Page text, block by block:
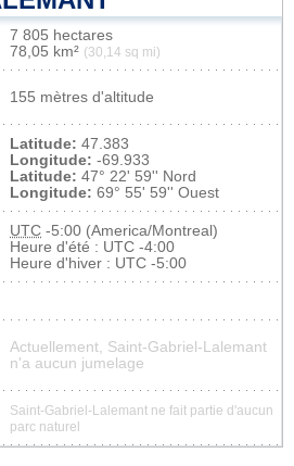
7 805 hectares
78,05 km² (30,14 sq mi)
155 mètres d'altitude
Latitude: 47.383
Longitude: -69.933
Latitude: 47° 22' 59'' Nord
Longitude: 69° 55' 59'' Ouest
UTC -5:00 (America/Montreal)
Heure d'été : UTC -4:00
Heure d'hiver : UTC -5:00
Actuellement, Saint-Gabriel-Lalemant
n'a aucun jumelage
Saint-Gabriel-Lalemant ne fait partie d'aucun
parc naturel